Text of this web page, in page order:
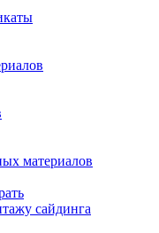
материалов
сайдинга